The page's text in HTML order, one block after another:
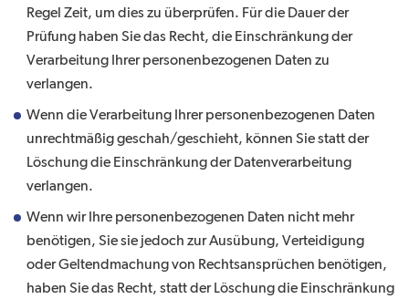
Regel Zeit, um dies zu überprüfen. Für die Dauer der
Prüfung haben Sie das Recht, die Einschränkung der
Verarbeitung Ihrer personenbezogenen Daten zu
verlangen.
Wenn die Verarbeitung Ihrer personenbezogenen Daten
unrechtmäßig geschah/geschieht, können Sie statt der
Löschung die Einschränkung der Datenverarbeitung
verlangen.
Wenn wir Ihre personenbezogenen Daten nicht mehr
benötigen, Sie sie jedoch zur Ausübung, Verteidigung
oder Geltendmachung von Rechtsansprüchen benötigen,
haben Sie das Recht, statt der Löschung die Einschränkung